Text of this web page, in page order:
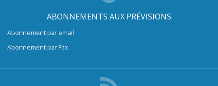
ABONNEMENTS AUX PRÉVISIONS
Abonnement par email
Abonnement par Fax